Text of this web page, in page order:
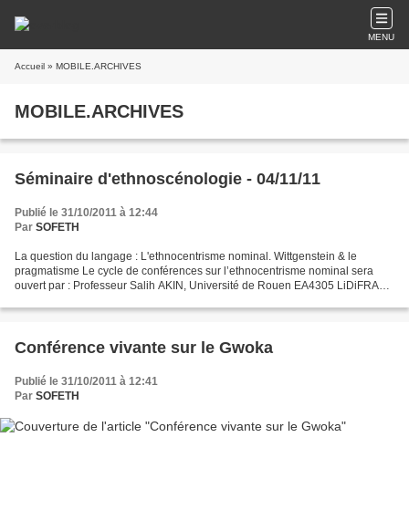
MENU
Accueil » MOBILE.ARCHIVES
MOBILE.ARCHIVES
Séminaire d'ethnoscénologie - 04/11/11
Publié le 31/10/2011 à 12:44
Par SOFETH
La question du langage : L'ethnocentrisme nominal. Wittgenstein & le
pragmatisme Le cycle de conférences sur l’ethnocentrisme nominal sera
ouvert par : Professeur Salih AKIN, Université de Rouen EA4305 LiDiFRA
Conférence vivante sur le Gwoka
Publié le 31/10/2011 à 12:41
Par SOFETH